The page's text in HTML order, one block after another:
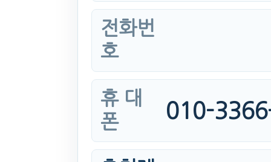
전화번
호
휴 대
폰
010-